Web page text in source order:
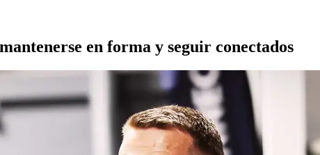
en forma y seguir conectados